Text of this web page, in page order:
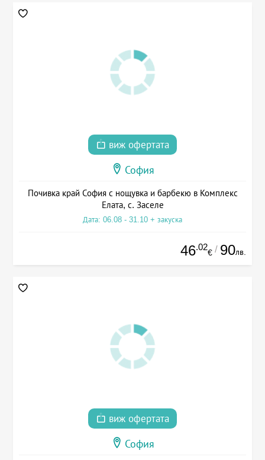
виж офертата
София
Почивка край София с нощувка и барбекю в Комплекс
Елата, с. Заселе
Дата: 06.08 - 31.10 + закуска
46.02
€ / 90лв.
виж офертата
София